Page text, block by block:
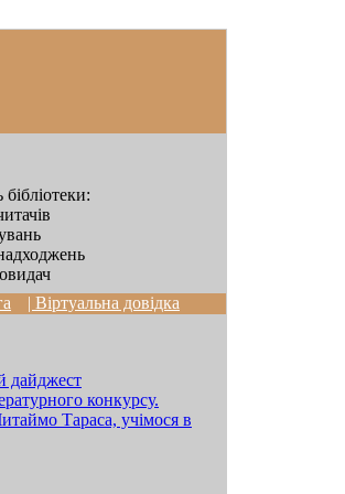
| Віртуальна довідка
дайджест
конкурсу.
Тараса, учімося в